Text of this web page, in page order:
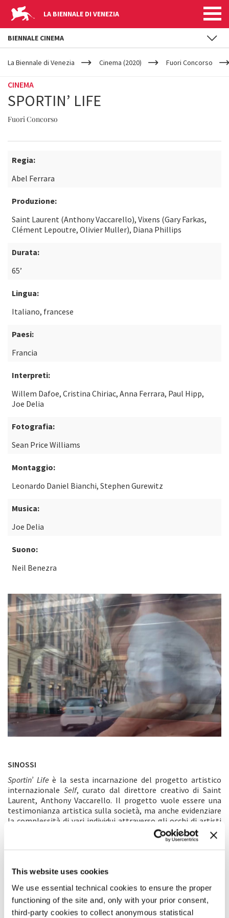
This website uses cookies
We use essential technical cookies to ensure the proper
functioning of the site and, only with your prior consent,
third-party cookies to collect anonymous statistical
LA BIENNALE DI VENEZIA
YOUR
ARE
La Biennale di Venezia Cinema (2020) Fuori Concorso
CINEMA
SPORTIN’ LIFE
Fuori Concorso
Regia:
Abel Ferrara
Produzione:
Saint Laurent (Anthony Vaccarello), Vixens (Gary Farkas,
Clément Lepoutre, Olivier Muller), Diana Phillips
Durata:
65’
Lingua:
Italiano, francese
Paesi:
Francia
Interpreti:
Willem Dafoe, Cristina Chiriac, Anna Ferrara, Paul Hipp,
Joe Delia
Fotografia:
Sean Price Williams
Montaggio:
Leonardo Daniel Bianchi, Stephen Gurewitz
Musica:
Joe Delia
Suono:
Neil Benezra
SINOSSI
Sportin’ Life è la sesta incarnazione del progetto artistico
internazionale Self, curato dal direttore creativo di Saint
Laurent, Anthony Vaccarello. Il progetto vuole essere una
testimonianza artistica sulla società, ma anche evidenziare
la complessità di vari individui attraverso gli occhi di artisti
che evocano l’allure unica e personale di Saint Laurent. Il
documentario è un’esplorazione delle origini e della storia
sta ancora accadendo. Abel Ferrara rivolge uno sguardo
attraverso la propria arte: la musica, il cinema, i suoi
collaboratori e le sue fonti d’ispirazione, le prime opere e i
sodalizi creativi con Willem Dafoe, Joe Delia, Paul Hipp e i
BIENNALE CINEMA